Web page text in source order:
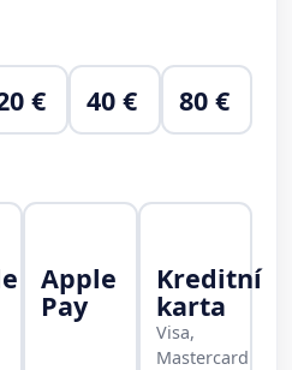
€ 40 € 80 €
Apple
Pay
Kreditní
karta
Visa,
Mastercard